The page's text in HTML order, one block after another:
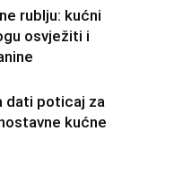
rublju: kućni
osvježiti i
dati poticaj za
kućne